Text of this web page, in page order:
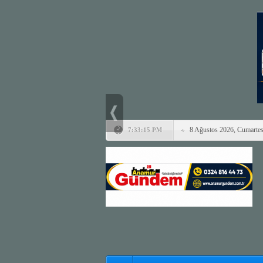
7:33:15 PM 8 Ağustos 2026,